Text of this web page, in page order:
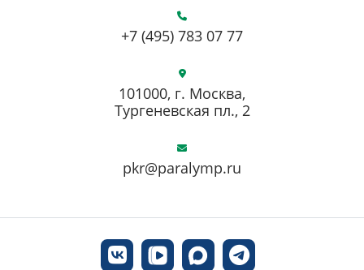
+7 (495) 783 07 77
pkr@paralymp.ru
101000, г. Москва,
Тургеневская пл., 2